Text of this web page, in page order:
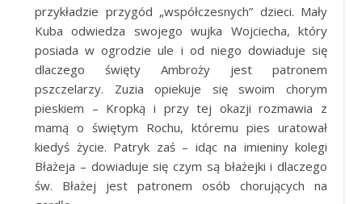
przykładzie przygód „współczesnych” dzieci. Mały
Kuba odwiedza swojego wujka Wojciecha, który
posiada w ogrodzie ule i od niego dowiaduje się
dlaczego święty Ambroży jest patronem
pszczelarzy. Zuzia opiekuje się swoim chorym
pieskiem – Kropką i przy tej okazji rozmawia z
mamą o świętym Rochu, któremu pies uratował
kiedyś życie. Patryk zaś – idąc na imieniny kolegi
Błażeja – dowiaduje się czym są błażejki i dlaczego
św. Błażej jest patronem osób chorujących na